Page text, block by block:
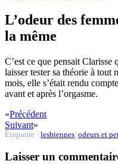
L’odeur des
la même
C’est ce que pensait Clarisse
laisser tester sa théorie à
mois, elle s’était rendu
avant et après l’orgasme.
«Précédent
Suivant»
Étiquette : lesbiennes odeurs et
Laisser un